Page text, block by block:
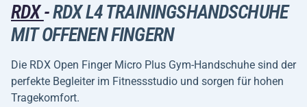
RDX-RDX L4 TRAININGSHANDSCHUHE
MIT OFFENEN FINGERN
Die RDX Open Finger Micro Plus Gym-Handschuhe sind der
perfekte Begleiter im Fitnessstudio und sorgen für hohen
Tragekomfort.